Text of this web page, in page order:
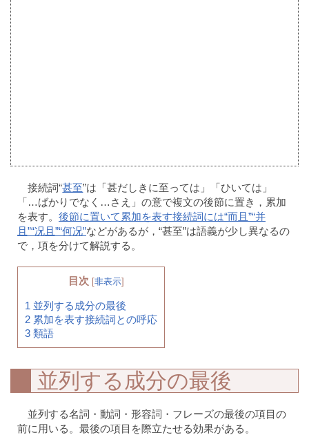
接続詞“甚至”は「甚だしきに至っては」「ひいては」
「…ばかりでなく…さえ」の意で複文の後節に置き，累加
を表す。 後節に置いて累加を表す接続詞には“而且”“并
且”“况且”“何况”などがあるが，“甚至”は語義が少し異なるの
で，項を分けて解説する。
目次 [非表示]
1 並列する成分の最後
2 累加を表す接続詞との呼応
3 類語
並列する成分の最後
並列する名詞・動詞・形容詞・フレーズの最後の項目の
前に用いる。最後の項目を際立たせる効果がある。